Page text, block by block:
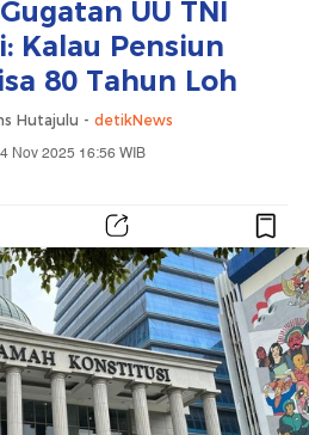
UU TNI
Kalau Pensiun
80 Tahun Loh
Hutajulu - detikNews
Nov 2025 16:56 WIB